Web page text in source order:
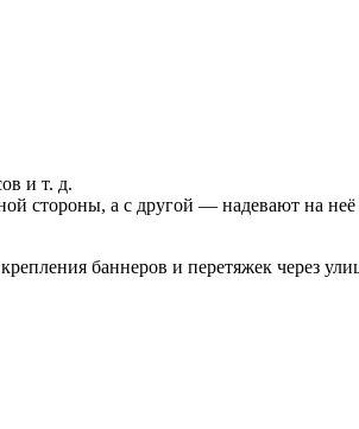
и т. д.
стороны, а с другой — надевают на
баннеров и перетяжек через